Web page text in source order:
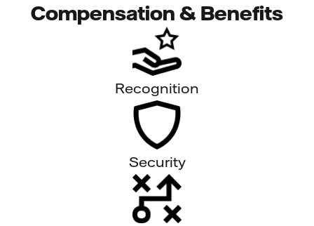
Compensation & Benefits
Recognition
Security